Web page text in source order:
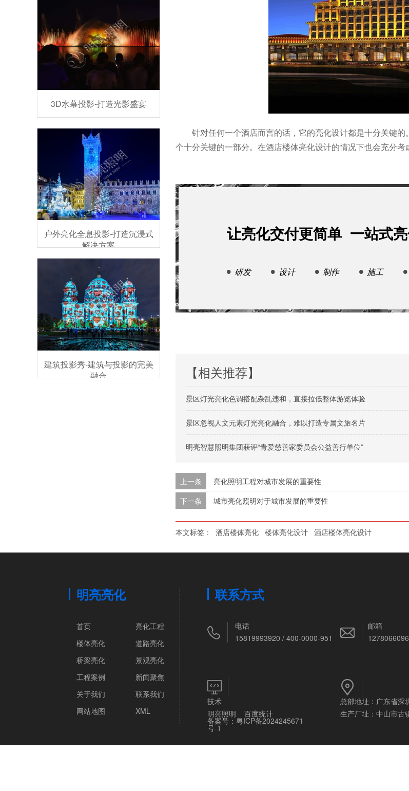
针对任何一个酒店而言的话，它的亮化设计都是十分关键
个十分关键的一部分。在酒店楼体亮化设计的情况下也会充分
让亮化交付更简单 一站式
研发 设计 制作 施工
【相关推荐】
景区灯光亮化色调搭配杂乱违和，直接拉低整体游览体验
景区忽视人文元素灯光亮化融合，难以打造专属文旅名片
明亮智慧照明集团获评“青爱慈善家委员会公益善行单位”
上一条
亮化照明工程对城市发展的重要性
下一条 城市亮化照明对于城市发展的重要性
本文标签： 酒店楼体亮化 楼体亮化设计 酒店楼体亮化设计
3D水幕投影-打造光影盛宴
户外亮化全息投影-打造沉浸式
解决方案
建筑投影秀-建筑与投影的完美
融合
明亮亮化
首页
亮化工程
楼体亮化
道路亮化
桥梁亮化
景观亮化
工程案例
新闻聚焦
关于我们
联系我们
网站地图
XML
联系方式
电话
15819993920 / 400-0000-951
邮箱
技术
明亮照明
百度统计
备案号：粤ICP备2024245671
号-1
总部地址：广东省深
生产厂址：中山市古